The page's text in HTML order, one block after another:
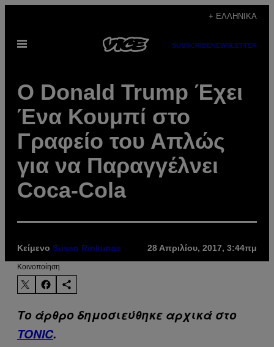
περιεχόμενο
+ ΕΛΛΗΝΙΚΆ
Ανοίξτε
SUBSCRIBENEWSLETTER
Ο Donald Trump Έχει
Ένα Κουμπί στο
Γραφείο του Απλώς
για να Παραγγέλνει
Coca-Cola
Κείμενο Susan Rinkunas 28 Απριλίου, 2017, 3:44πμ
Kοινοποίηση
Το άρθρο δημοσιεύθηκε αρχικά στο
TONIC.